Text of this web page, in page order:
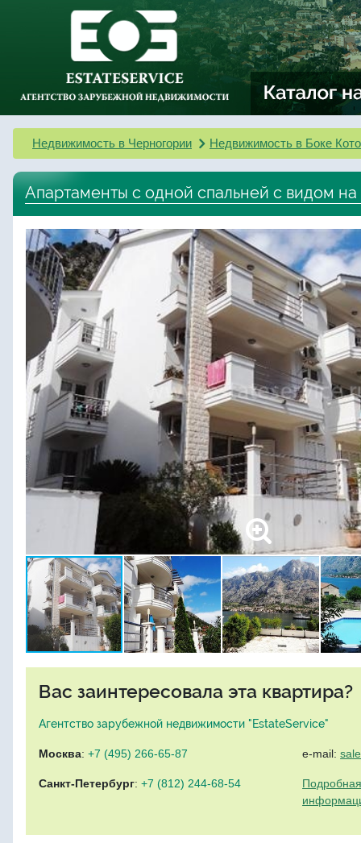
Недвижимость в Черногории Недвижимость в Боке
Апартаменты с одной спальней с видом
Вас заинтересовала эта квартира?
Агентство зарубежной недвижимости "EstateService"
Москва: +7 (495) 266-65-87
Санкт-Петербург: +7 (812) 244-68-54
e-mail: